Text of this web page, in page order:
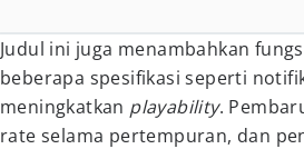
Judul ini juga menambahkan
beberapa spesifikasi seperti
meningkatkan playability.
rate selama pertempuran, dan